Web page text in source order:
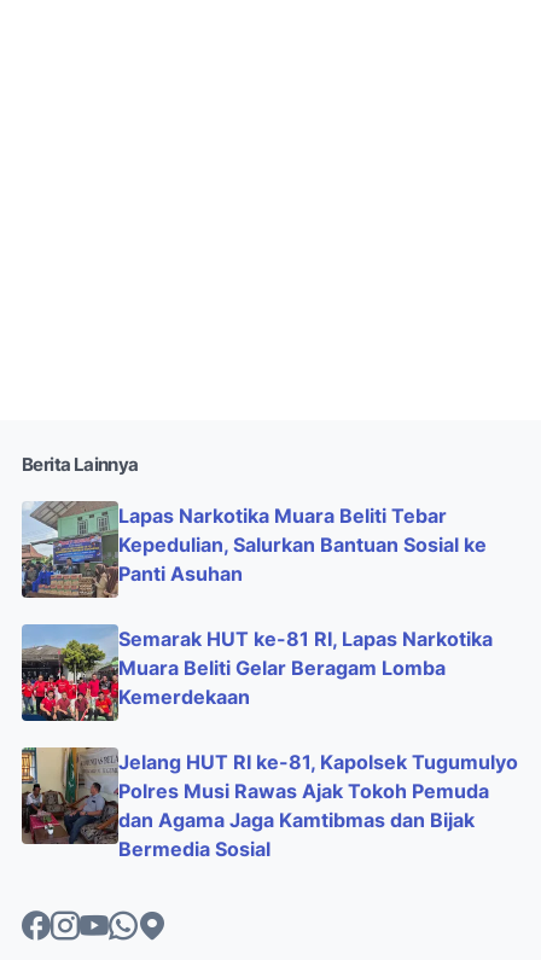
Berita Lainnya
Lapas Narkotika Muara Beliti Tebar
Kepedulian, Salurkan Bantuan Sosial ke
Panti Asuhan
Semarak HUT ke-81 RI, Lapas Narkotika
Muara Beliti Gelar Beragam Lomba
Kemerdekaan
Jelang HUT RI ke-81, Kapolsek Tugumulyo
Polres Musi Rawas Ajak Tokoh Pemuda
dan Agama Jaga Kamtibmas dan Bijak
Bermedia Sosial